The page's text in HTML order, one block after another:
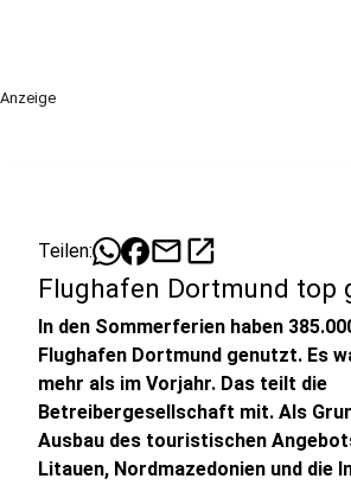
Anzeige
Teilen: mailopen_in_new
Flughafen Dortmund top
In den Sommerferien haben
Flughafen Dortmund genutzt. Es
mehr als im Vorjahr. Das teilt die
Betreibergesellschaft mit. Als
Ausbau des touristischen
Litauen, Nordmazedonien und die